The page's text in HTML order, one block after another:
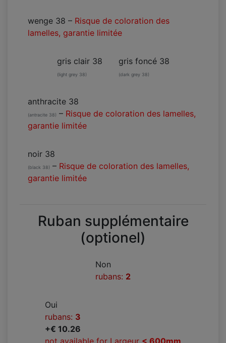
wenge 38 – Risque de coloration des
lamelles, garantie limitée
gris clair 38
(light grey 38)
gris foncé 38
(dark grey 38)
anthracite 38
(antracite 38) – Risque de coloration des lamelles,
garantie limitée
noir 38
(black 38) – Risque de coloration des lamelles,
garantie limitée
Ruban supplémentaire
(optionel)
Non
rubans: 2
Oui
rubans: 3
+€ 10.26